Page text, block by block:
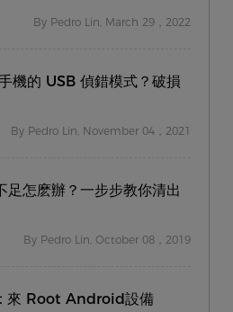
By Pedro Lin, March 29，2022
機的 USB 偵錯模式？破損
By Pedro Lin, November 04，2021
怎麽辦？一步步教你清出
By Pedro Lin, October 08，2019
來 Root Android設備